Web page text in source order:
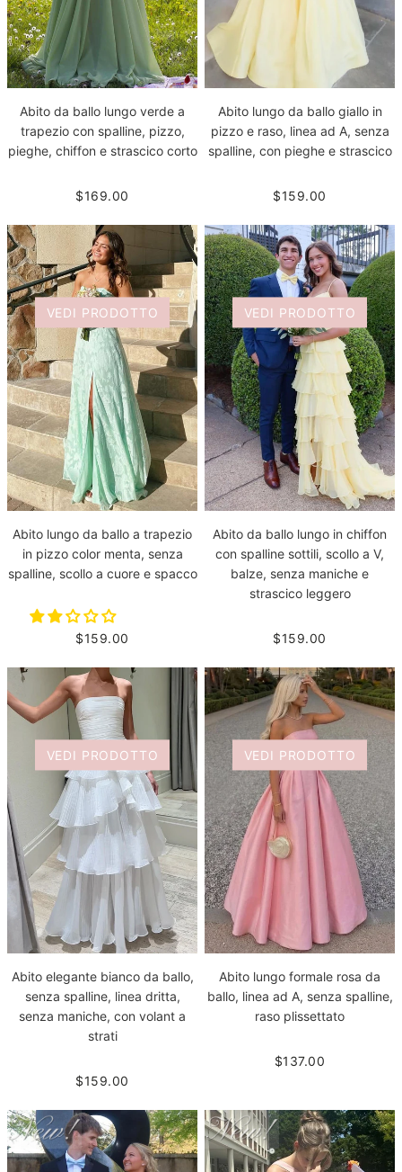
Abito da ballo lungo verde a
trapezio con spalline, pizzo,
pieghe, chiffon e strascico corto
$169.00
Abito lungo da ballo giallo in
pizzo e raso, linea ad A, senza
spalline, con pieghe e strascico
$159.00
VEDI PRODOTTO
Abito lungo da ballo a trapezio
in pizzo color menta, senza
spalline, scollo a cuore e spacco
$159.00
VEDI PRODOTTO
Abito da ballo lungo in chiffon
con spalline sottili, scollo a V,
balze, senza maniche e
strascico leggero
$159.00
VEDI PRODOTTO
Abito elegante bianco da ballo,
senza spalline, linea dritta,
senza maniche, con volant a
strati
$159.00
VEDI PRODOTTO
Abito lungo formale rosa da
ballo, linea ad A, senza spalline,
raso plissettato
$137.00